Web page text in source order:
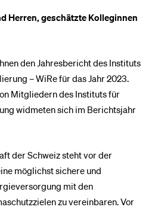
Herren, geschätzte Kolleginnen
den Jahresbericht des Instituts
– WiRe für das Jahr 2023.
Mitgliedern des Instituts für
widmeten sich im Berichtsjahr
der Schweiz steht vor der
möglichst sichere und
mit den
zu vereinbaren. Vor